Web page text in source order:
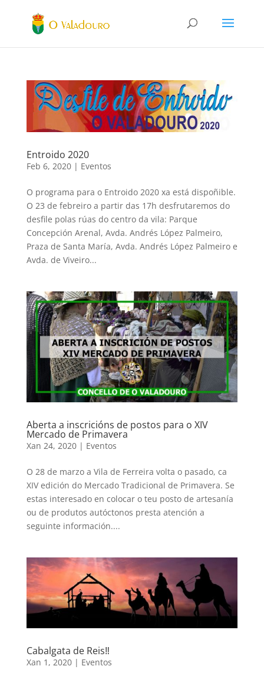
Entroido 2020
Feb 6, 2020| Eventos
O programa para o Entroido 2020 xa está dispoñible.
O 23 de febreiro a partir das 17h desfrutaremos do
desfile polas rúas do centro da vila: Parque
Concepción Arenal, Avda. Andrés López Palmeiro,
Praza de Santa María, Avda. Andrés López Palmeiro e
Avda. de Viveiro...
Aberta a inscricións de postos para o XIV
Mercado de Primavera
Xan 24, 2020| Eventos
O 28 de marzo a Vila de Ferreira volta o pasado, ca
XIV edición do Mercado Tradicional de Primavera. Se
estas interesado en colocar o teu posto de artesanía
ou de produtos autóctonos presta atención a
seguinte información....
Cabalgata de Reis‼️
Xan 1, 2020| Eventos